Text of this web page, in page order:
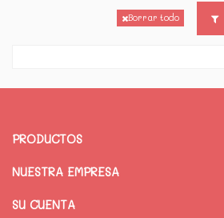
Borrar todo
PRODUCTOS
NUESTRA EMPRESA
SU CUENTA